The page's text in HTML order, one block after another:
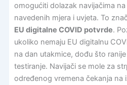
omogućiti dolazak navijačima
navedenih mjera i uvjeta. To
EU digitalne COVID potvrde.
ukoliko nemaju EU digitalnu
na dan utakmice, dođu što
testiranje. Navijači se mole za
određenog vremena čekanja na